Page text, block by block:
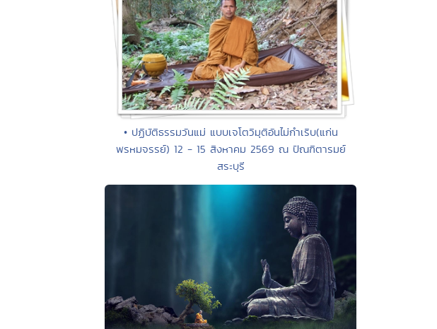
• ปฏิบัติธรรมวันแม่ แบบเจโตวิมุติอันไม่กำเริบ(แก่น
พรหมจรรย์) 12 - 15 สิงหาคม 2569 ณ ปัณฑิตารมย์
สระบุรี